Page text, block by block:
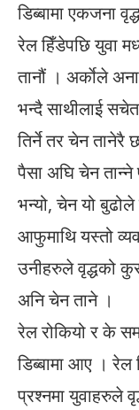
डिब्बामा एकजना
रेल हिँडेपछि युवा
तानौं । अर्काेले
भन्दै साथीलाई
तिर्ने तर चेन तानेरै
पैसा अघि चेन तान्ने
भन्यो, चेन यो
आफुमाथि यस्तो
उनीहरुले वृद्धको
अनि चेन ताने ।
रेल रोकियो र के
डिब्बामा आए । रेल
प्रश्नमा युवाहरुले